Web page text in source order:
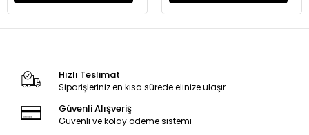
Hızlı Teslimat
Siparişleriniz en kısa sürede elinize ulaşır.
Güvenli Alışveriş
Güvenli ve kolay ödeme sistemi